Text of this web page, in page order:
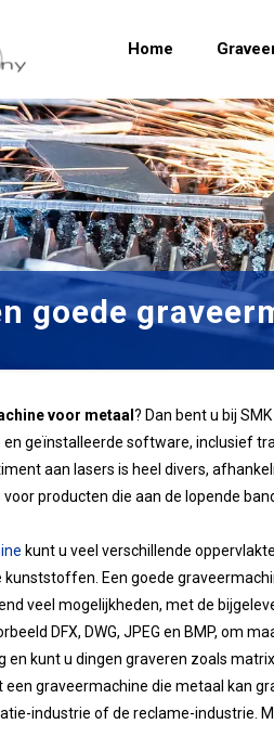
Home
goede
voor metaal ? Dan bent u bij
geïnstalleerde software, inclusief
aan lasers is heel divers,
producten die aan de lopende
kunt u veel verschillende
Een goede
veel mogelijkheden, met de
DFX, DWG, JPEG en BMP, om
en kunt u dingen graveren zoals
graveermachine die metaal kan
industrie of de reclame-industrie.